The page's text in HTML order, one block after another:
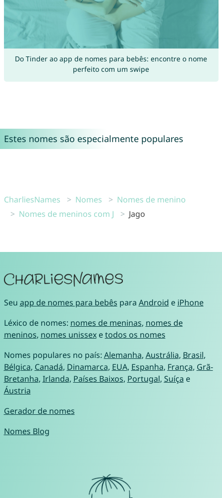
Do Tinder ao app de nomes para bebês: encontre o nome
perfeito com um swipe
Estes nomes são especialmente populares
CharliesNames Nomes
Nomes de menino
Nomes de meninos com J
Jago
Seu app de nomes para bebês para Android e iPhone
Léxico de nomes: nomes de meninas, nomes de
meninos, nomes unissexetodos os nomes
Nomes populares no país: Alemanha, Austrália, Brasil,
Bélgica, Canadá, Dinamarca, EUA, Espanha, França, Grã-
Bretanha, Irlanda, Países Baixos, Portugal, Suíça e
Áustria
Gerador de nomes
Nomes Blog